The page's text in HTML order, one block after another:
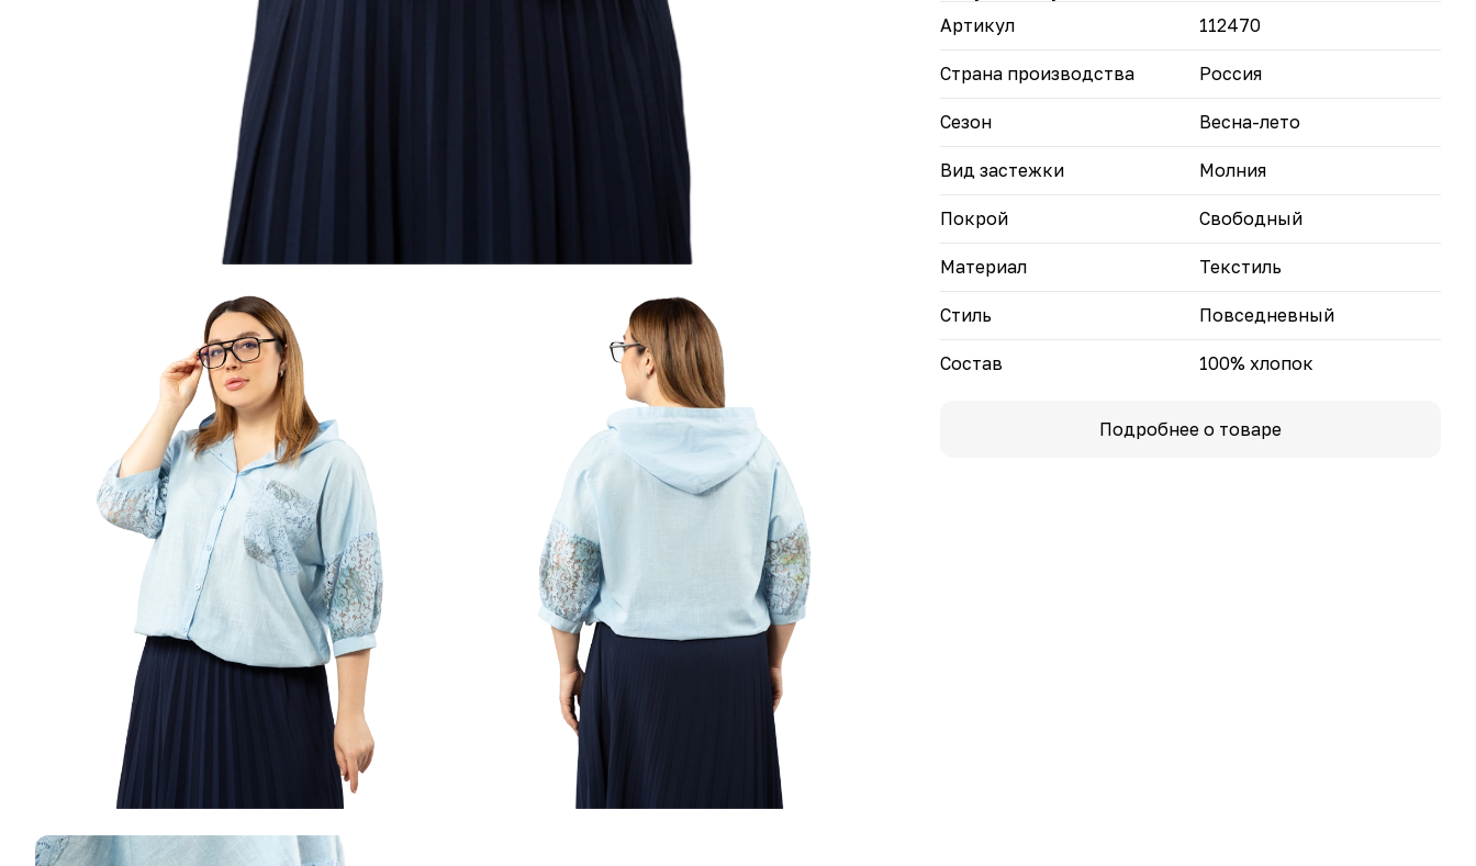
• Цветовая палитра включает классические оттенки:
белый и голубой.
Ветровка поможет вам выглядеть стильно и
погоде.
Артикул 112470
Страна производства Россия
Сезон Весна-лето
Вид застежки Молния
Покрой Свободный
Материал Текстиль
Стиль Повседневный
Состав 100% хлопок
Подробнее о товаре